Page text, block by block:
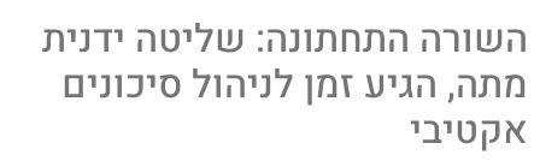
השורה התחתונה: שליטה ידנית
מתה, הגיע זמן לניהול סיכונים
אקטיבי